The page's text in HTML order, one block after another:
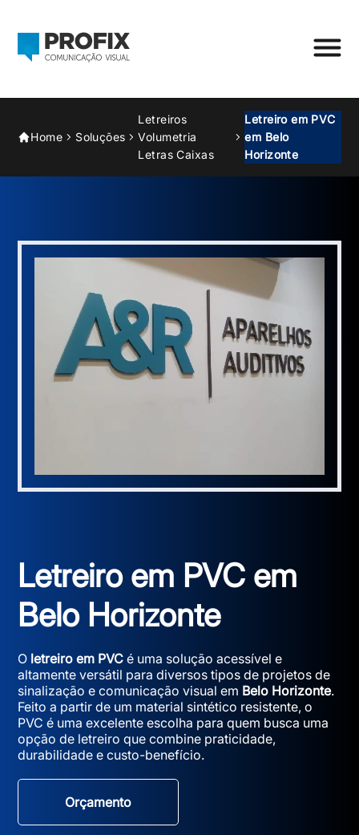
Home Soluções
Letreiros
Volumetria
Letras Caixas
Letreiro em PVC
em Belo
Horizonte
Letreiro em PVC em
Belo Horizonte
O letreiro em PVC é uma solução acessível e
altamente versátil para diversos tipos de projetos de
sinalização e comunicação visual em Belo Horizonte.
Feito a partir de um material sintético resistente, o
PVC é uma excelente escolha para quem busca uma
opção de letreiro que combine praticidade,
durabilidade e custo-benefício.
Orçamento